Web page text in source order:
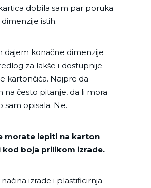
dobila sam par poruka
istih.
dajem konačne dimenzije
za lakše i dostupnije
kartončića. Najpre da
na često pitanje, da li mora
sam opisala. Ne.
morate lepiti na karton
boja prilikom izrade.
izrade i plastificirnja